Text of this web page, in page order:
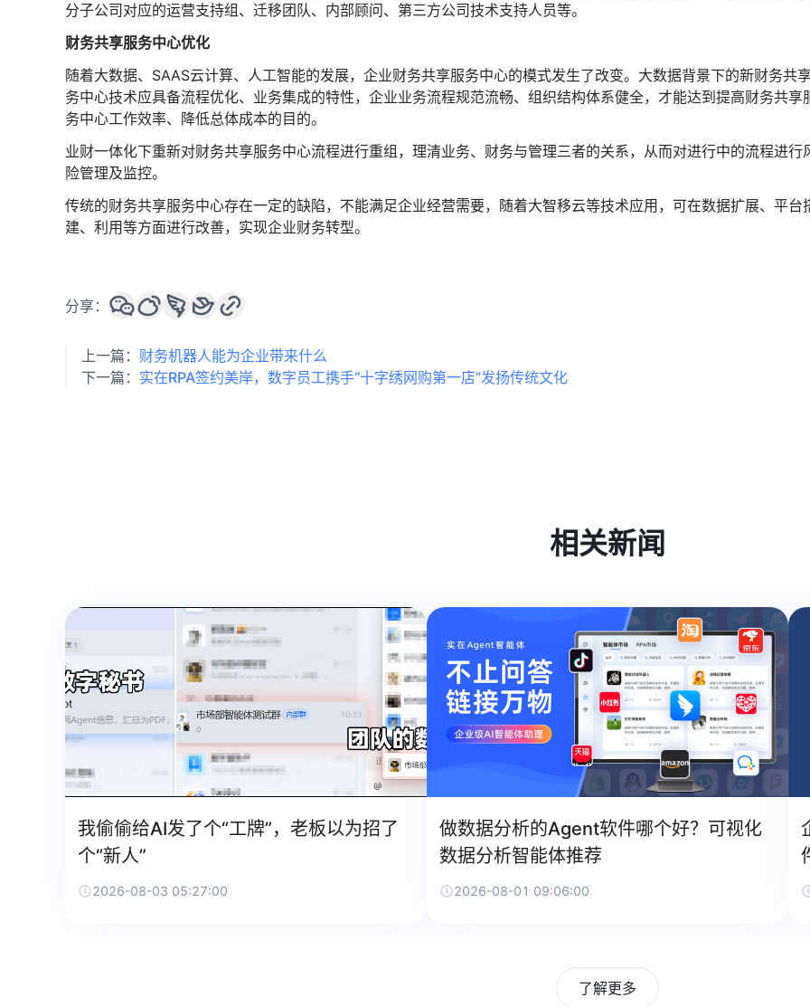
分子公司对应的运营支持组、迁移团队、内部顾问、第三方公司技术支持人员等。
财务共享服务中心优化
随着大数据、SAAS云计算、人工智能的发展，企业财务共享服务中心的模式发生了改变。大数据背景下的新财务共
务中心技术应具备流程优化、业务集成的特性，企业业务流程规范流畅、组织结构体系健全，才能达到提高财务共享
务中心工作效率、降低总体成本的目的。
业财一体化下重新对财务共享服务中心流程进行重组，理清业务、财务与管理三者的关系，从而对进行中的流程进行
险管理及监控。
传统的财务共享服务中心存在一定的缺陷，不能满足企业经营需要，随着大智移云等技术应用，可在数据扩展、平台
建、利用等方面进行改善，实现企业财务转型。
分享：
上一篇： 财务机器人能为企业带来什么
下一篇： 实在RPA签约美岸，数字员工携手“十字绣网购第一店”发扬传统文化
相关新闻
我偷偷给AI发了个“工牌”，老板以为招了
个“新人”
2026-08-03 05:27:00
做数据分析的Agent软件哪个好？可视化
数据分析智能体推荐
2026-08-01 09:06:00
了解更多